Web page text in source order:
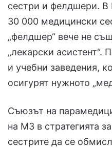
сестри и фелдшери. В
30 000 медицински
„фелдшер“ вече не
„лекарски асистент“.
и учебни заведения,
осигурят нужното
Съюзът на
на МЗ в стратегията
сестрите да се